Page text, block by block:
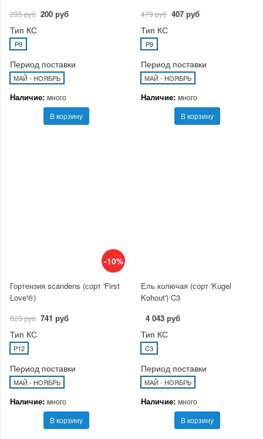
235 руб 200 руб
Тип КС
P9
Период поставки
МАЙ - НОЯБРЬ
Наличие: много
В корзину
479 руб 407 руб
Тип КС
P9
Период поставки
МАЙ - НОЯБРЬ
Наличие: много
В корзину
-10%
Гортензия scandens (сорт 'First
Love'®)
823 руб 741 руб
Тип КС
P12
Период поставки
МАЙ - НОЯБРЬ
Наличие: много
В корзину
Ель колючая (сорт 'Kugel
Kohout') C3
4 043 руб
Тип КС
C3
Период поставки
МАЙ - НОЯБРЬ
Наличие: много
В корзину